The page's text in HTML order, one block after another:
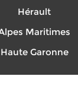
Hérault
Maritimes
Haute Garonne